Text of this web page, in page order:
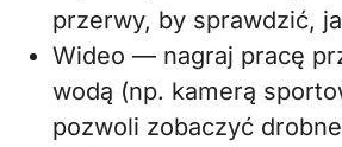
przerwy, by sprawdzić,
Wideo — nagraj pracę
wodą (np. kamerą
pozwoli zobaczyć